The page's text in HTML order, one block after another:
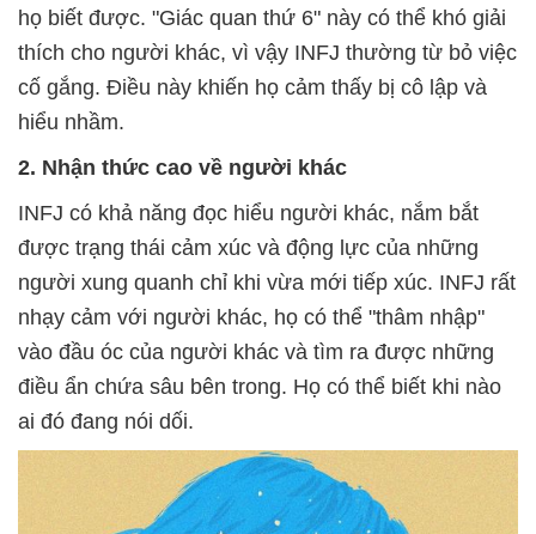
họ biết được. "Giác quan thứ 6" này có thể khó giải
thích cho người khác, vì vậy INFJ thường từ bỏ việc
cố gắng. Điều này khiến họ cảm thấy bị cô lập và
hiểu nhầm.
2. Nhận thức cao về người khác
INFJ có khả năng đọc hiểu người khác, nắm bắt
được trạng thái cảm xúc và động lực của những
người xung quanh chỉ khi vừa mới tiếp xúc. INFJ rất
nhạy cảm với người khác, họ có thể "thâm nhập"
vào đầu óc của người khác và tìm ra được những
điều ẩn chứa sâu bên trong. Họ có thể biết khi nào
ai đó đang nói dối.